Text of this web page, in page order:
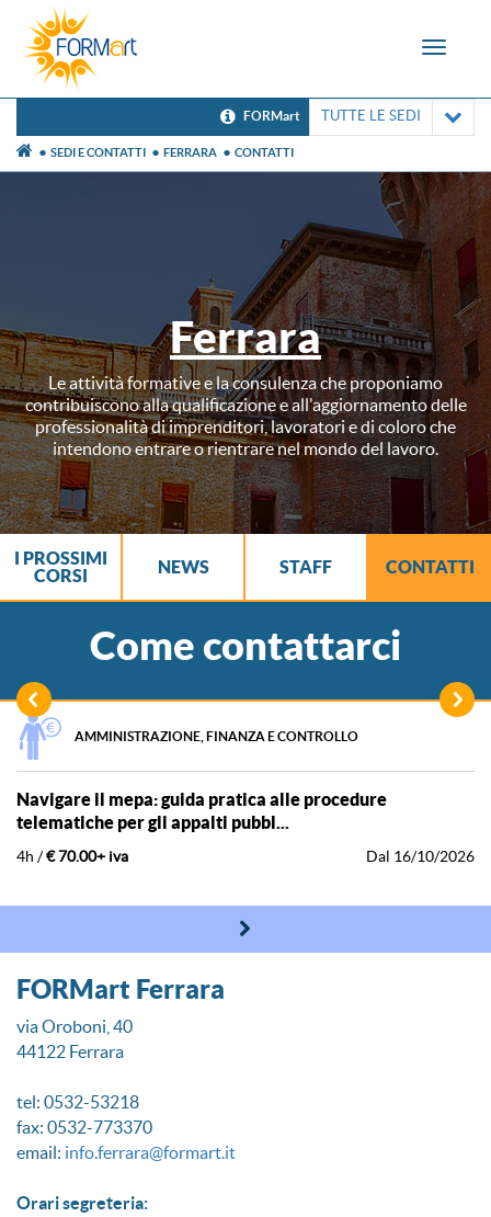
Toggle
FORMart TUTTE LE SEDI
SEDI E CONTATTI FERRARA CONTATTI
Ferrara
Le attività formative e la consulenza che proponiamo
contribuiscono alla qualificazione e all'aggiornamento delle
professionalità di imprenditori, lavoratori e di coloro che
intendono entrare o rientrare nel mondo del lavoro.
I PROSSIMI
CORSI
NEWS STAFF CONTATTI
Come contattarci
AMMINISTRAZIONE, FINANZA E CONTROLLO
navigare il mepa: guida pratica alle procedure
telematiche per gli appalti pubbl...
4h /€ 70.00+ iva dal 16/10/2026
FORMart Ferrara
via Oroboni, 40
44122 Ferrara
tel: 0532-53218
fax: 0532-773370
email: info.ferrara@formart.it
Orari segreteria: